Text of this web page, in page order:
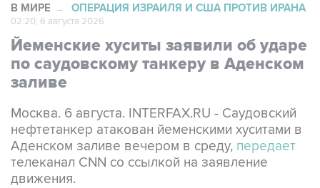
В МИРЕ → ОПЕРАЦИЯ ИЗРАИЛЯ И США ПРОТИВ ИРАНА
02:20, 6 августа 2026
Йеменские хуситы заявили об ударе
по саудовскому танкеру в Аденском
заливе
Москва. 6 августа. INTERFAX.RU - Саудовский
нефтетанкер атакован йеменскими хуситами в
Аденском заливе вечером в среду, передает
телеканал CNN со ссылкой на заявление
движения.